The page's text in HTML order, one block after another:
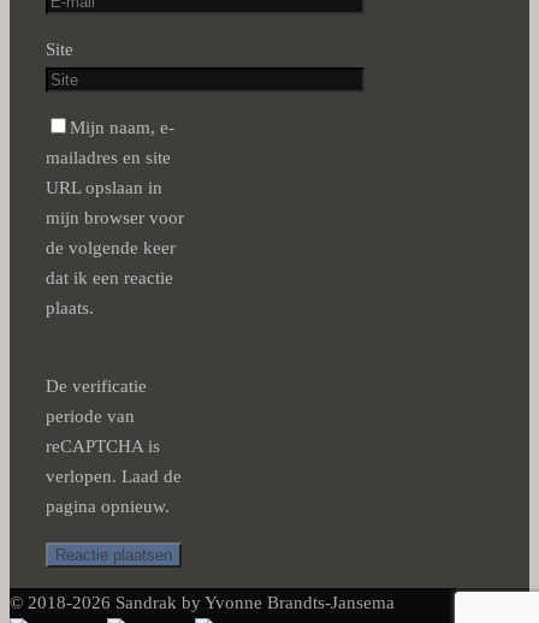
Site
Mijn naam, e-
mailadres en site
URL opslaan in
mijn browser voor
de volgende keer
dat ik een reactie
plaats.
De verificatie
periode van
reCAPTCHA is
verlopen. Laad de
pagina opnieuw.
© 2018-2026 Sandrak by Yvonne Brandts-Jansema